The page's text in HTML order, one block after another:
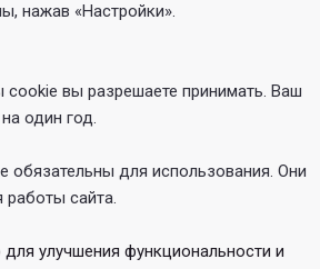
нажав «Настройки».
cookie вы разрешаете принимать. Ваш
один год.
обязательны для использования. Они
сайта.
улучшения функциональности и